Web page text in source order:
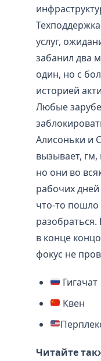
услуг,
забанил два
один, но с
историей
Любые
Алисоньки и
вызывает,
но они во
рабочих дней
что-то
разобраться.
в конце
фокус не
Гигачат
Квен
Читайте